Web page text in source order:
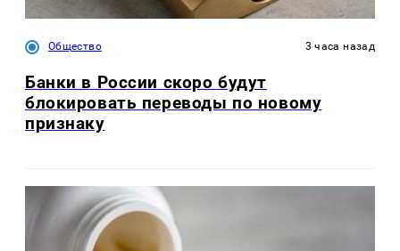
Общество 3 часа назад
Банки в России скоро будут
блокировать переводы по новому
признаку